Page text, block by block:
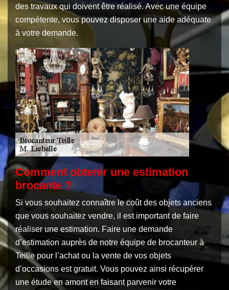
des travaux qui doivent être réalisé. Avec une équipe
compétente, vous pouvez disposer une aide adéquate
à votre demande.
Comment obtenir une estimation
brocante ?
Si vous souhaitez connaître le coût des objets anciens
que vous souhaitez vendre, il est important de faire
réaliser une estimation. Faire une demande
d’estimation auprès de notre équipe de brocanteur à
Teille pour l’achat ou la vente de vos objets
d’occasions est gratuit. Vous pouvez ainsi récupérer
une étude en amont en faisant parvenir votre